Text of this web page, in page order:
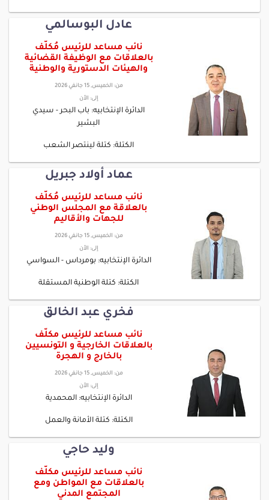
عادل البوسالمي
نائب مساعد للرئيس مُكلّف
بالعلاقات مع الوظيفة القضائية
والهيئات الدستورية والوطنية
من: الخميس, 15 جانفي 2026
إلى: الأن
الدائرة الإنتخابيه: باب البحر - سيدي
البشير
الكتلة: كتلة لينتصر الشعب
عماد أولاد جبريل
نائب مساعد للرئيس مُكلّف
بالعلاقة مع المجلس الوطني
للجهات والأقاليم
من: الخميس, 15 جانفي 2026
إلى: الأن
الدائرة الإنتخابيه: بومرداس - السواسي
الكتلة: كتلة الوطنية المستقلة
فخري عبد الخالق
نائب مساعد للرئيس مكلّف
بالعلاقات الخارجية و التونسيين
بالخارج و الهجرة
من: الخميس, 15 جانفي 2026
إلى: الأن
الدائرة الإنتخابيه: المحمدية
الكتلة: كتلة الأمانة والعمل
وليد حاجي
نائب مساعد للرئيس مكلّف
بالعلاقات مع المواطن ومع
المجتمع المدني